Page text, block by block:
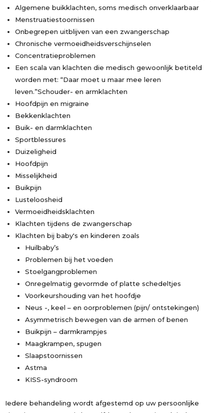
Algemene buikklachten, soms medisch onverklaarbaar
Menstruatiestoornissen
Onbegrepen uitblijven van een zwangerschap
Chronische vermoeidheidsverschijnselen
Concentratieproblemen
Een scala van klachten die medisch gewoonlijk betiteld
worden met: “Daar moet u maar mee leren
leven.”Schouder- en armklachten
Hoofdpijn en migraine
Bekkenklachten
Buik- en darmklachten
Sportblessures
Duizeligheid
Hoofdpijn
Misselijkheid
Buikpijn
Lusteloosheid
Vermoeidheidsklachten
Klachten tijdens de zwangerschap
Klachten bij baby's en kinderen zoals
Huilbaby’s
Problemen bij het voeden
Stoelgangproblemen
Onregelmatig gevormde of platte schedeltjes
Voorkeurshouding van het hoofdje
Neus -, keel – en oorproblemen (pijn/ ontstekingen)
Asymmetrisch bewegen van de armen of benen
Buikpijn – darmkrampjes
Maagkrampen, spugen
Slaapstoornissen
Astma
KISS-syndroom
Iedere behandeling wordt afgestemd op uw persoonlijke